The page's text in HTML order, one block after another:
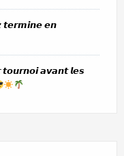
𝙚𝙣
𝙩𝙤𝙪𝙧𝙣𝙤𝙞 𝙖𝙫𝙖𝙣𝙩 𝙡𝙚𝙨